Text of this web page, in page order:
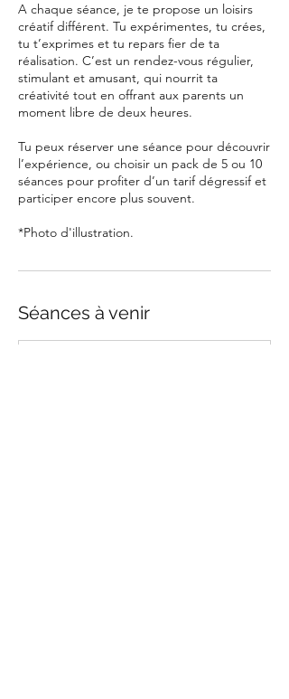
A chaque séance, je te propose un loisirs
créatif différent. Tu expérimentes, tu crées,
tu t’exprimes et tu repars fier de ta
réalisation. C’est un rendez-vous régulier,
stimulant et amusant, qui nourrit ta
créativité tout en offrant aux parents un
moment libre de deux heures.
Tu peux réserver une séance pour découvrir
l’expérience, ou choisir un pack de 5 ou 10
séances pour profiter d’un tarif dégressif et
participer encore plus souvent.
*Photo d'illustration.
Séances à venir